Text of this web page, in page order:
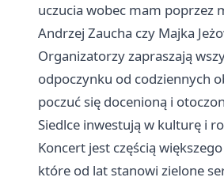
uczucia wobec mam poprzez
Andrzej Zaucha czy Majka
Organizatorzy zapraszają
odpoczynku od codziennych
poczuć się docenioną i
Siedlce inwestują w kulturę i
Koncert jest częścią
które od lat stanowi zielone